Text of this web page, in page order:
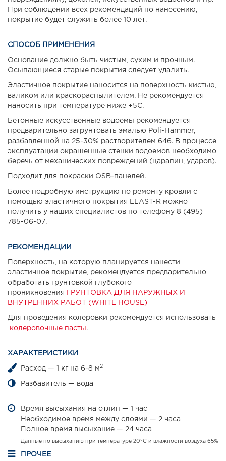
При соблюдении всех рекомендаций по нанесению,
покрытие будет служить более 10 лет.
СПОСОБ ПРИМЕНЕНИЯ
Основание должно быть чистым, сухим и прочным.
Осыпающиеся старые покрытия следует удалить.
Эластичное покрытие наносится на поверхность кистью,
валиком или краскораспылителем. Не рекомендуется
наносить при температуре ниже +5С.
Бетонные искусственные водоемы рекомендуется
предварительно загрунтовать эмалью Poli-Hammer,
разбавленной на 25-30% растворителем 646. В процессе
эксплуатации окрашенные стенки водоемов необходимо
беречь от механических повреждений (царапин, ударов).
Подходит для покраски OSB-панелей.
Более подробную инструкцию по ремонту кровли с
помощью эластичного покрытия ELAST-R можно
получить у наших специалистов по телефону 8 (495)
785-06-07.
РЕКОМЕНДАЦИИ
Поверхность, на которую планируется нанести
эластичное покрытие, рекомендуется предварительно
обработать грунтовкой глубокого
проникновения
ГРУНТОВКА ДЛЯ НАРУЖНЫХ И
ВНУТРЕННИХ РАБОТ (WHITE HOUSE)
Для проведения колеровки рекомендуется использовать
колеровочные пасты .
ХАРАКТЕРИСТИКИ
Расход — 1 кг на 6-8 м 2
Разбавитель — вода
Время высыхания на отлип — 1 час
Необходимое время между слоями — 2 часа
Полное время высыхание — 24 часа
Данные по высыханию при температуре 20°С и влажности воздуха 65%
ПРОЧЕЕ